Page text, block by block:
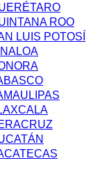
ROO
LUIS POTOSÍ